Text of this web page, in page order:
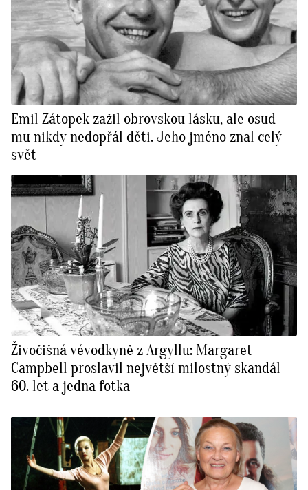
Emil Zátopek zažil obrovskou lásku, ale osud
mu nikdy nedopřál děti. Jeho jméno znal celý
svět
Živočišná vévodkyně z Argyllu: Margaret
Campbell proslavil největší milostný skandál
60. let a jedna fotka